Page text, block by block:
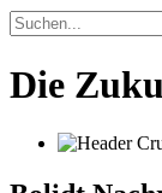
Die